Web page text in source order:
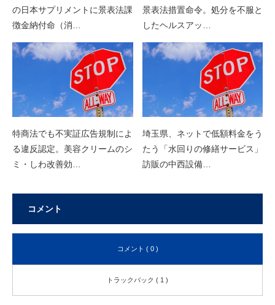
の日本サプリメントに景表法課
徴金納付命（消…
景表法措置命令。処分を不服と
したヘルスアッ…
特商法でも不実証広告規制によ
る違反認定。美容クリームのシ
ミ・しわ改善効…
埼玉県、ネットで低額料金をう
たう「水回りの修繕サービス」
訪販の中西設備…
コメント
コメント ( 0 )
トラックバック ( 1 )